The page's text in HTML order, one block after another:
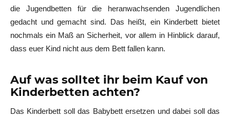
die Jugendbetten für die heranwachsenden Jugendlichen
gedacht und gemacht sind. Das heißt, ein Kinderbett bietet
nochmals ein Maß an Sicherheit, vor allem in Hinblick darauf,
dass euer Kind nicht aus dem Bett fallen kann.
Auf was solltet ihr beim Kauf von
Kinderbetten achten?
Das Kinderbett soll das Babybett ersetzen und dabei soll das